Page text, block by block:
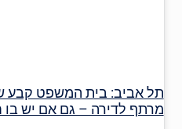
תל אביב: בית המשפט קבע
מרתף לדירה – גם אם יש בו